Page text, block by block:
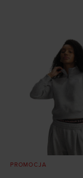
PROMOCJA